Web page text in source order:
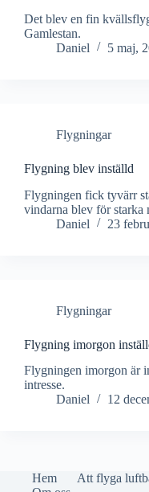
Det blev en fin
Gamlestan.
Daniel
5 maj,
Flygningar
Flygning blev inställd
Flygningen fick tyvärr
vindarna blev för starka
Daniel
23
Flygningar
Flygning imorgon
Flygningen imorgon är
intresse.
Daniel
12
Hem Att flyga